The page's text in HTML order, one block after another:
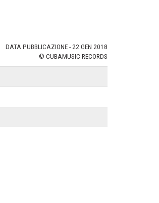
DATA PUBBLICAZIONE - 22 GEN 2018
© CUBAMUSIC RECORDS